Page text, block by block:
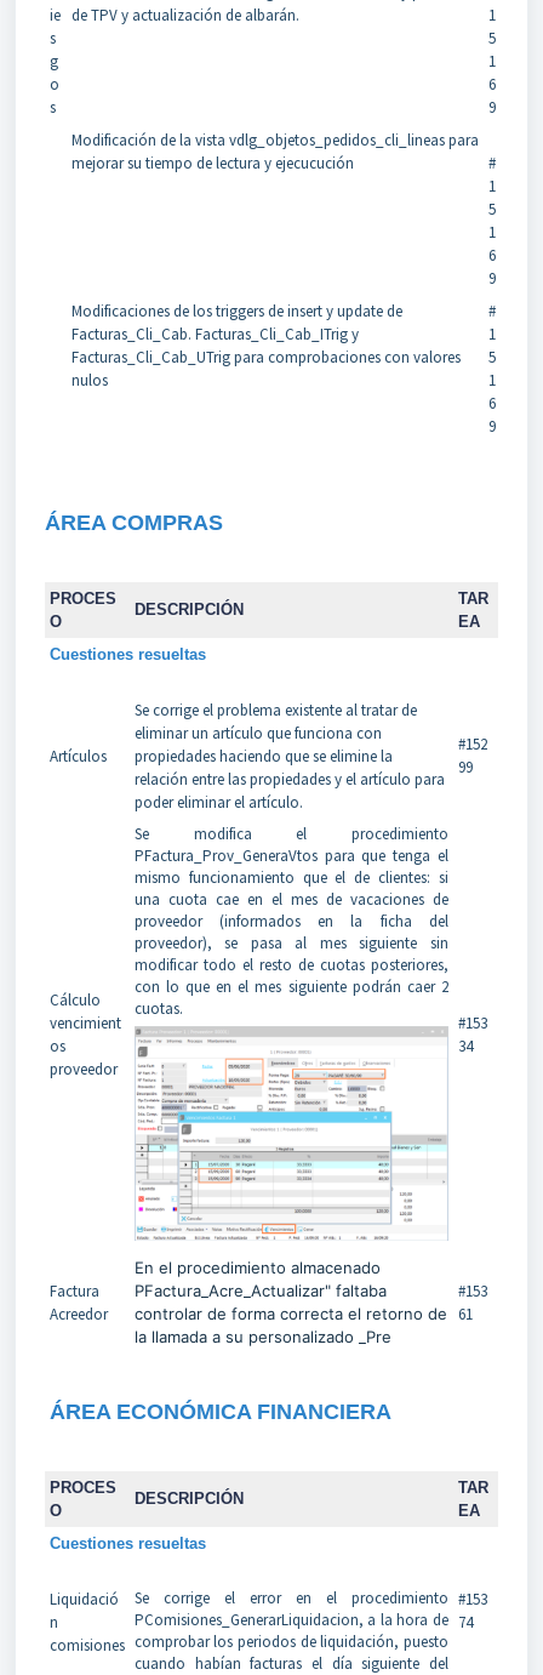
ie
s
g
o
s
de TPV y actualización de albarán.
1
5
1
6
9
Modificación de la vista vdlg_objetos_pedidos_cli_lineas para
mejorar su tiempo de lectura y ejecucución
#
1
5
1
6
9
Modificaciones de los triggers de insert y update de
Facturas_Cli_Cab. Facturas_Cli_Cab_ITrig y
Facturas_Cli_Cab_UTrig para comprobaciones con valores
nulos
#
1
5
1
6
9
ÁREA COMPRAS
PROCES
O
DESCRIPCIÓN
TAR
EA
Cuestiones resueltas
Artículos
Se corrige el problema existente al tratar de
eliminar un artículo que funciona con
propiedades haciendo que se elimine la
relación entre las propiedades y el artículo para
poder eliminar el artículo.
#152
99
Cálculo
vencimient
os
proveedor
Se modifica el procedimiento
PFactura_Prov_GeneraVtos para que tenga el
mismo funcionamiento que el de clientes: si
una cuota cae en el mes de vacaciones de
proveedor (informados en la ficha del
proveedor), se pasa al mes siguiente sin
modificar todo el resto de cuotas posteriores,
con lo que en el mes siguiente podrán caer 2
cuotas.
#153
34
Factura
Acreedor
En el procedimiento almacenado
PFactura_Acre_Actualizar" faltaba
controlar de forma correcta el retorno de
la llamada a su personalizado _Pre
#153
61
ÁREA ECONÓMICA FINANCIERA
PROCES
O
DESCRIPCIÓN
TAR
EA
Cuestiones resueltas
Liquidació
n
comisiones
Se corrige el error en el procedimiento
PComisiones_GenerarLiquidacion, a la hora de
comprobar los periodos de liquidación, puesto
cuando habían facturas el día siguiente del
#153
74